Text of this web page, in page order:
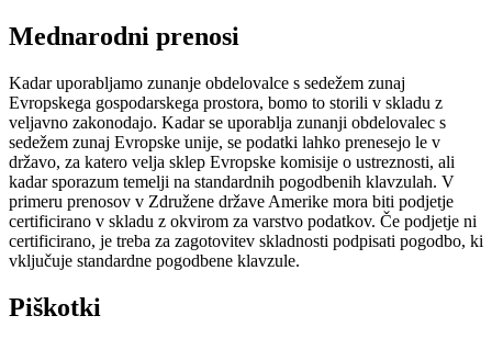
Mednarodni prenosi
Kadar uporabljamo zunanje obdelovalce s sedežem zunaj
Evropskega gospodarskega prostora, bomo to storili v skladu z
veljavno zakonodajo. Kadar se uporablja zunanji obdelovalec s
sedežem zunaj Evropske unije, se podatki lahko prenesejo le v
državo, za katero velja sklep Evropske komisije o ustreznosti, ali
kadar sporazum temelji na standardnih pogodbenih klavzulah. V
primeru prenosov v Združene države Amerike mora biti podjetje
certificirano v skladu z okvirom za varstvo podatkov. Če podjetje ni
certificirano, je treba za zagotovitev skladnosti podpisati pogodbo, ki
vključuje standardne pogodbene klavzule.
Piškotki